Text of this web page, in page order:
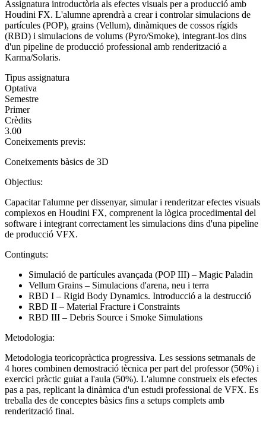
Assignatura introductòria als efectes visuals per a producció amb
Houdini FX. L'alumne aprendrà a crear i controlar simulacions de
partícules (POP), grains (Vellum), dinàmiques de cossos rígids
(RBD) i simulacions de volums (Pyro/Smoke), integrant-los dins
d'un pipeline de producció professional amb renderització a
Karma/Solaris.
Tipus assignatura
Optativa
Semestre
Primer
Crèdits
3.00
Coneixements previs:
Coneixements bàsics de 3D
Objectius:
Capacitar l'alumne per dissenyar, simular i renderitzar efectes visuals
complexos en Houdini FX, comprenent la lògica procedimental del
software i integrant correctament les simulacions dins d'una pipeline
de producció VFX.
Continguts:
Simulació de partícules avançada (POP III) – Magic Paladin
Vellum Grains – Simulacions d'arena, neu i terra
RBD I – Rigid Body Dynamics. Introducció a la destrucció
RBD II – Material Fracture i Constraints
RBD III – Debris Source i Smoke Simulations
Metodologia:
Metodologia teoricopràctica progressiva. Les sessions setmanals de
4 hores combinen demostració tècnica per part del professor (50%) i
exercici pràctic guiat a l'aula (50%). L'alumne construeix els efectes
pas a pas, replicant la dinàmica d'un estudi professional de VFX. Es
treballa des de conceptes bàsics fins a setups complets amb
renderització final.